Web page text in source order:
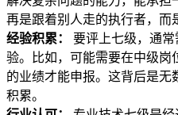
再是跟着别人走的执行者，而
经验积累：
要评上七级，通
验。比如，可能需要在中级岗
的业绩才能申报。这背后是无
积累。